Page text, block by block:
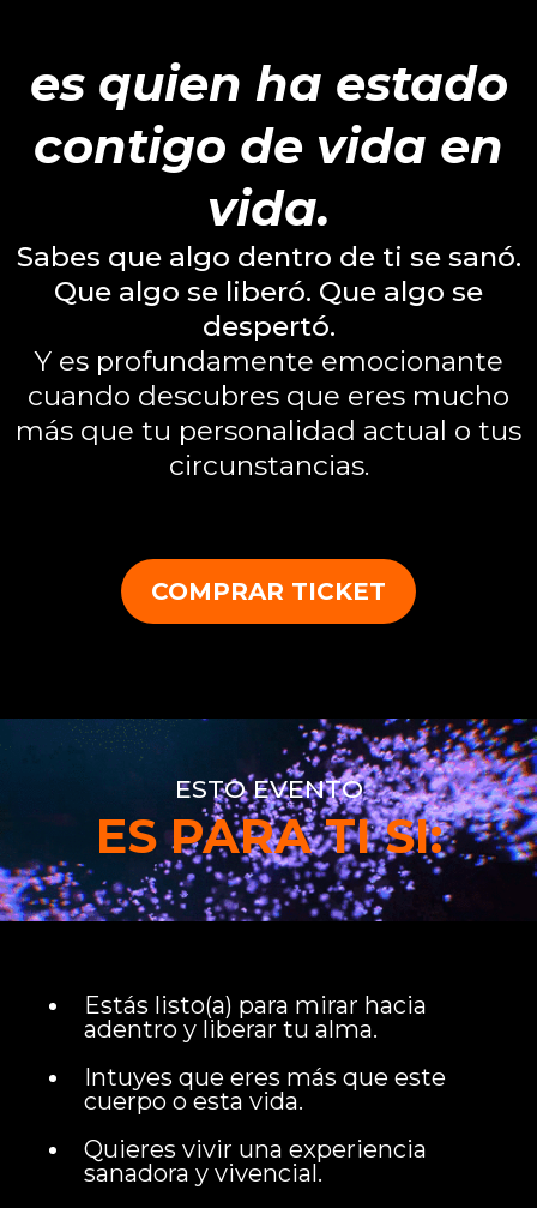
es quien ha estado
contigo de vida en
vida.
Sabes que algo dentro de ti se sanó.
Que algo se liberó. Que algo se
despertó.
Y es profundamente emocionante
cuando descubres que eres mucho
más que tu personalidad actual o tus
circunstancias.
COMPRAR TICKET
ESTO EVENTO
ES PARA TI SI:
Estás listo(a) para mirar hacia
adentro y liberar tu alma.
Intuyes que eres más que este
cuerpo o esta vida.
Quieres vivir una experiencia
sanadora y vivencial.